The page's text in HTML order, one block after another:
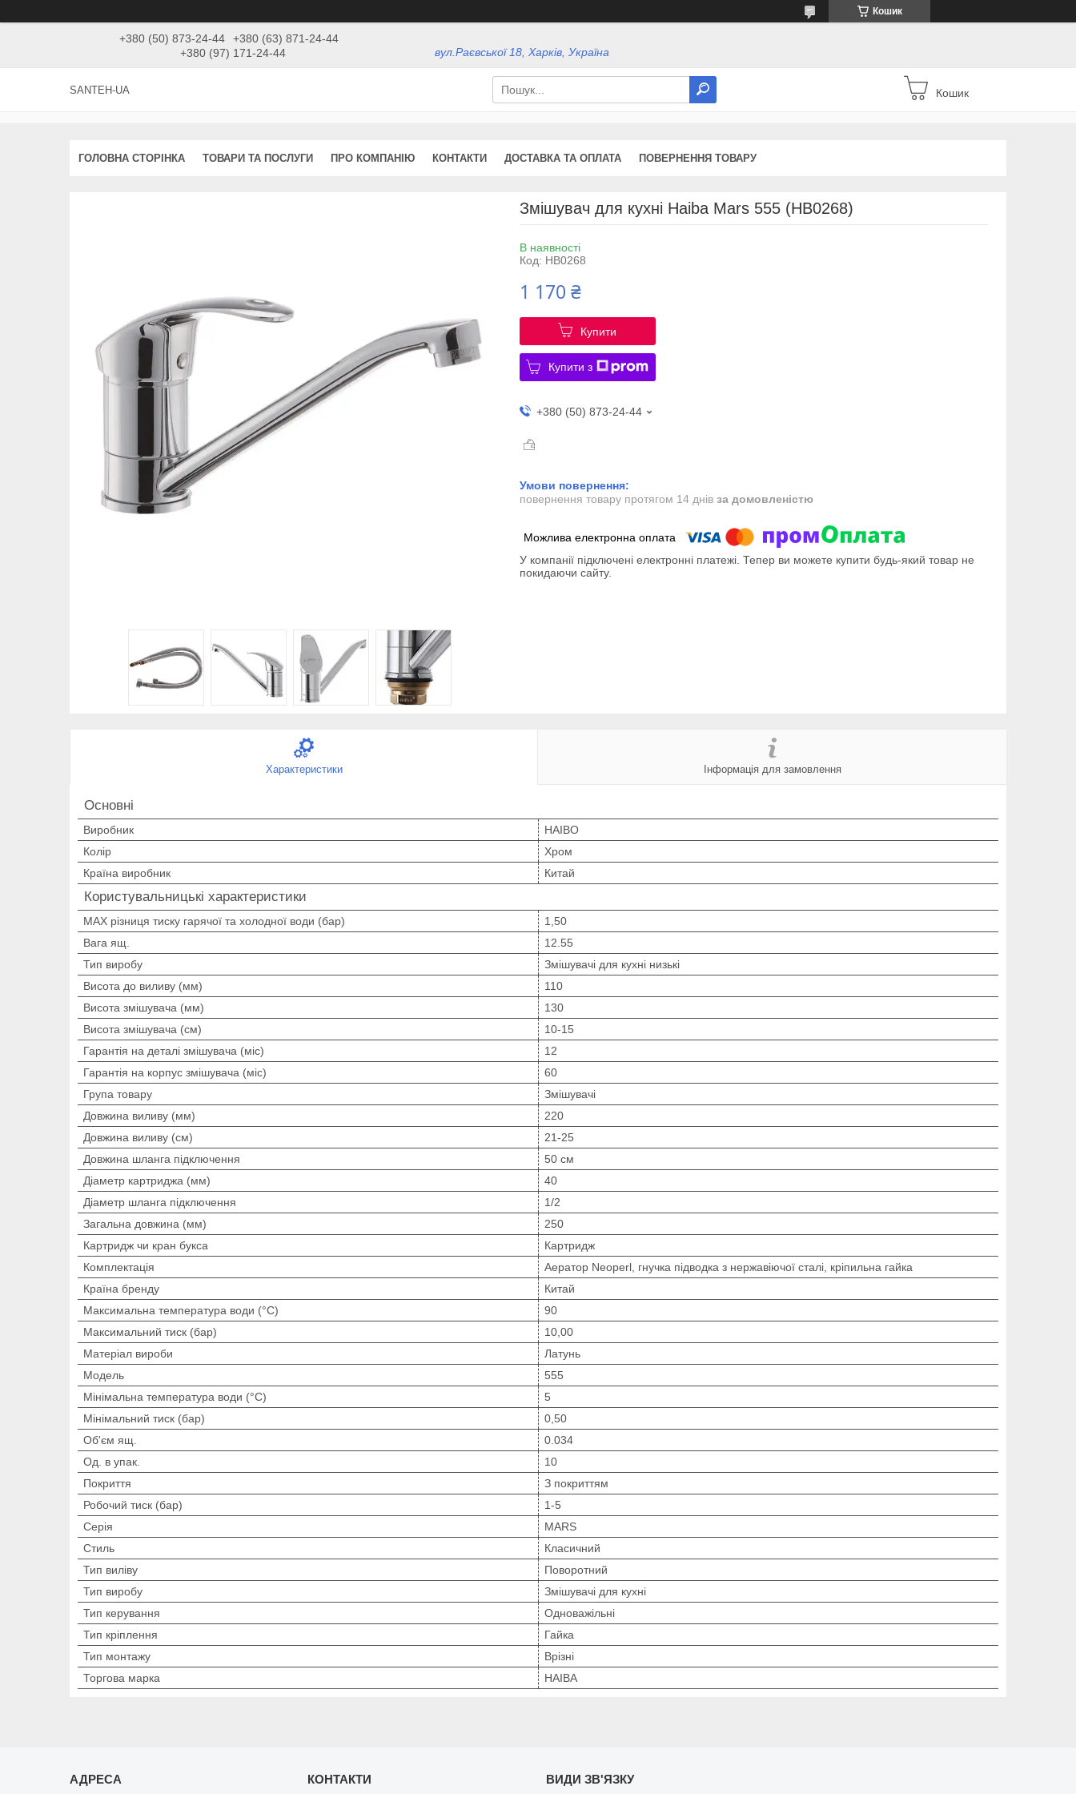
Кошик
+380 (50) 873-24-44
+380 (63) 871-24-44
+380 (97) 171-24-44
вул.Раєвської 18, Харків, Україна
SANTEH-UA Кошик
ГОЛОВНА СТОРІНКА ТОВАРИ ТА ПОСЛУГИ ПРО КОМПАНІЮ КОНТАКТИ ДОСТАВКА ТА ОПЛАТА ПОВЕРНЕННЯ ТОВАРУ
Змішувач для кухні Haiba Mars 555 (HB0268)
В наявності
Код: HB0268
1 170 ₴
Купити
Купити з
+380 (50) 873-24-44
повернення товару протягом 14 днів за домовленістю
У компанії підключені електронні платежі. Тепер ви можете купити будь-який товар не
покидаючи сайту.
Характеристики Інформація для замовлення
Основні
Виробник
HAIBO
Колір
Хром
Країна виробник
Китай
Користувальницькі характеристики
MAX різниця тиску гарячої та холодної води (бар)
1,50
Вага ящ.
12.55
Тип виробу
Змішувачі для кухні низькі
Висота до виливу (мм)
110
Висота змішувача (мм)
130
Висота змішувача (см)
10-15
Гарантія на деталі змішувача (міс)
12
Гарантія на корпус змішувача (міс)
60
Група товару
Змішувачі
Довжина виливу (мм)
220
Довжина виливу (см)
21-25
Довжина шланга підключення
50 см
Діаметр картриджа (мм)
40
Діаметр шланга підключення
1/2
Загальна довжина (мм)
250
Картридж чи кран букса
Картридж
Комплектація
Аератор Neoperl, гнучка підводка з нержавіючої сталі, кріпильна гайка
Країна бренду
Китай
Максимальна температура води (°C)
90
Максимальний тиск (бар)
10,00
Матеріал вироби
Латунь
Мoдель
555
Мінімальна температура води (°C)
5
Мінімальний тиск (бар)
0,50
Об'єм ящ.
0.034
Од. в упак.
10
Покриття
З покриттям
Робочий тиск (бар)
1-5
Серія
MARS
Стиль
Класичний
Тип виліву
Поворотний
Тип виробу
Змішувачі для кухні
Тип керування
Одноважільні
Тип кріплення
Гайка
Тип монтажу
Врізні
Торгова марка
HAIBA